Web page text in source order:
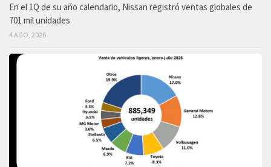
En el 1Q de su año calendario, Nissan registró ventas globales de
701 mil unidades
4 AGO, 2026